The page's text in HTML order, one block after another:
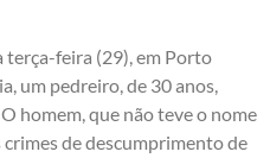
terça-feira (29), em Porto
um pedreiro, de 30 anos,
homem, que não teve o nome
de descumprimento de